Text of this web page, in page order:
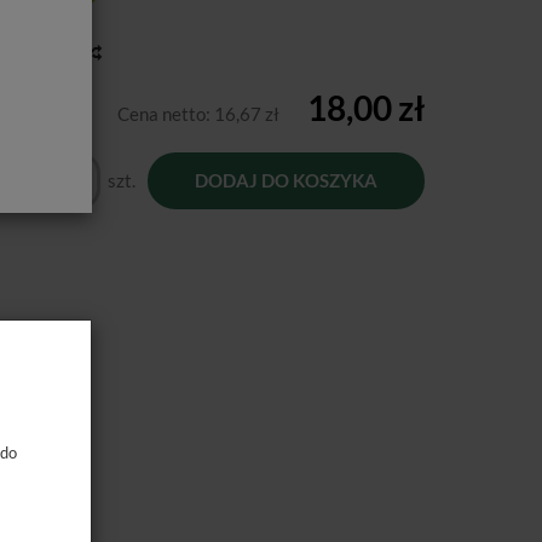
Cena netto: 16,67 zł 18,00 zł
szt. DODAJ DO KOSZYKA